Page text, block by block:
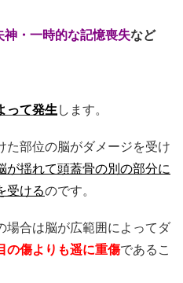
・一時的な記憶喪失など
って発生 します。
た部位の脳がダメージを受け
が揺れて頭蓋骨の別の部分に
受けるのです。
場合は脳が広範囲によってダ
の傷よりも遥に重傷であるこ